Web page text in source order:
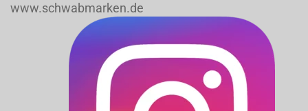
www.schwabmarken.de